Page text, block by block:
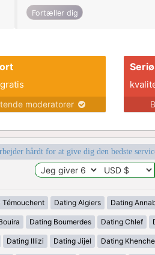
Fortæller dig
moderatorer
hårdt for at give dig den bedste
Témouchent Dating Algiers Dating
Dating Boumerdes Dating Chlef
Dating Illizi Dating Jijel Dating